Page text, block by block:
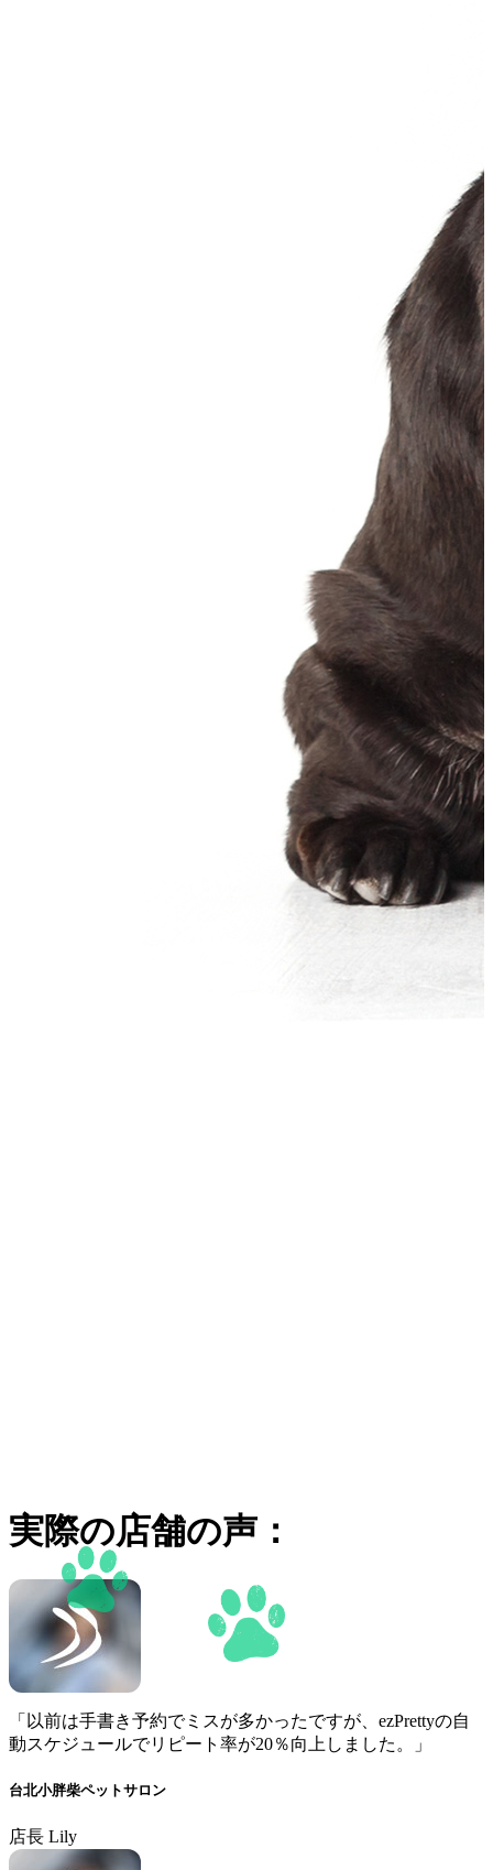
実際の店舗の声：
「以前は手書き予約でミスが多かったですが、ezPrettyの自
動スケジュールでリピート率が20％向上しました。」
台北小胖柴ペットサロン
店長 Lily